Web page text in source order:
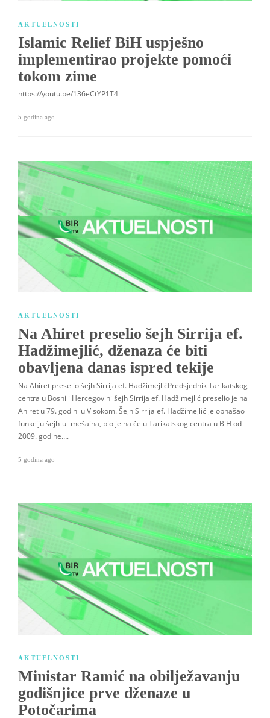
AKTUELNOSTI
Islamic Relief BiH uspješno
implementirao projekte pomoći
tokom zime
https://youtu.be/136eCtYP1T4
5 godina ago
AKTUELNOSTI
Na Ahiret preselio šejh Sirrija ef.
Hadžimejlić, dženaza će biti
obavljena danas ispred tekije
Na Ahiret preselio šejh Sirrija ef. HadžimejlićPredsjednik Tarikatskog
centra u Bosni i Hercegovini šejh Sirrija ef. Hadžimejlić preselio je na
Ahiret u 79. godini u Visokom. Šejh Sirrija ef. Hadžimejlić je obnašao
funkciju šejh-ul-mešaiha, bio je na čelu Tarikatskog centra u BiH od
2009. godine….
5 godina ago
AKTUELNOSTI
Ministar Ramić na obilježavanju
godišnjice prve dženaze u
Potočarima